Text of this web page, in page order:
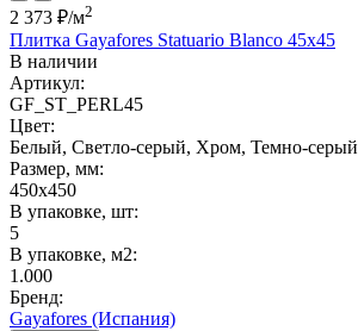
2 373 ₽/м2
Плитка Gayafores Statuario Blanco 45x45
В наличии
Артикул:
GF_ST_PERL45
Цвет:
Белый, Светло-серый, Хром, Темно-серый
Размер, мм:
450x450
В упаковке, шт:
5
В упаковке, м2:
1.000
Бренд:
Gayafores (Испания)